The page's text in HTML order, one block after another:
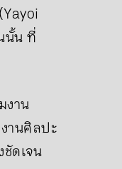
นั้น ที่
งาน
านศิลปะ
ดเจน